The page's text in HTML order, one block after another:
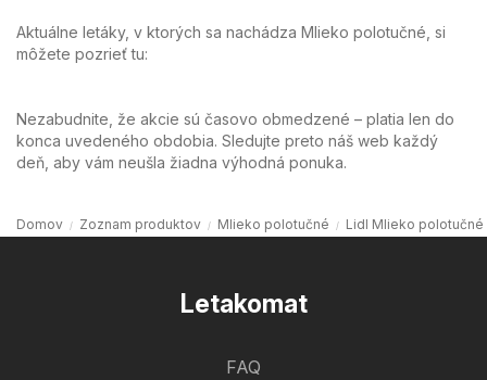
Aktuálne letáky, v ktorých sa nachádza Mlieko polotučné, si
môžete pozrieť tu:
Nezabudnite, že akcie sú časovo obmedzené – platia len do
konca uvedeného obdobia. Sledujte preto náš web každý
deň, aby vám neušla žiadna výhodná ponuka.
Domov Zoznam produktov Mlieko polotučné Lidl Mlieko polotučné
Letakomat
FAQ